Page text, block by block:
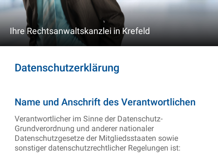
Ihre Rechtsanwaltskanzlei in Krefeld
Datenschutzerklärung
Name und Anschrift des Verantwortlichen
Verantwortlicher im Sinne der Datenschutz-
Grundverordnung und anderer nationaler
Datenschutzgesetze der Mitgliedsstaaten sowie
sonstiger datenschutzrechtlicher Regelungen ist: